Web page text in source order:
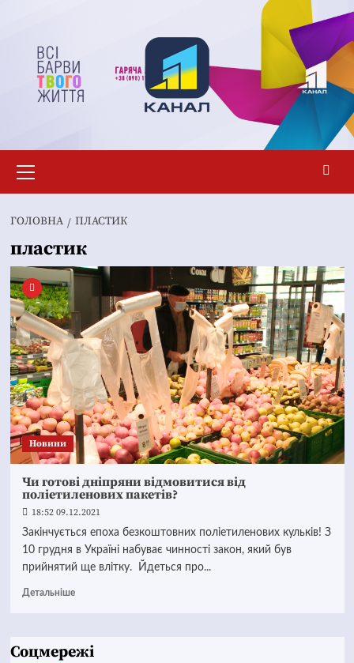
вмісту
меню
ГОЛОВНА ПЛАСТИК
пластик
Новини
Чи готові дніпряни відмовитися від
поліетиленових пакетів?
18:52 09.12.2021
Закінчується епоха безкоштовних поліетиленових кульків! З
10 грудня в Україні набуває чинності закон, який був
прийнятий ще влітку. Йдеться про...
Детальніше
Соцмережі